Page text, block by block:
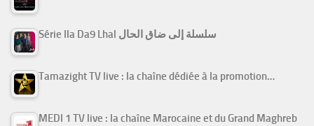
Série Ila Da9 Lhal سلسلة إلى ضاق الحال
Tamazight TV live : la chaîne dédiée à la promotion…
MEDI 1 TV live : la chaîne Marocaine et du Grand Maghreb